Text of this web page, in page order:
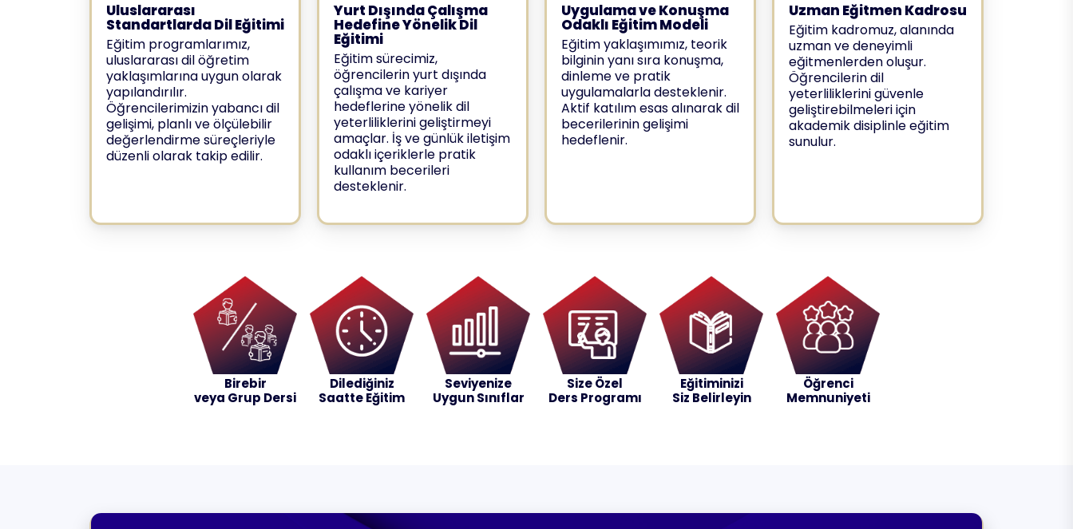
Uluslararası
Standartlarda Dil Eğitimi
Eğitim programlarımız,
uluslararası dil öğretim
yaklaşımlarına uygun olarak
yapılandırılır.
Öğrencilerimizin yabancı dil
gelişimi, planlı ve ölçülebilir
değerlendirme süreçleriyle
düzenli olarak takip edilir.
Yurt Dışında Çalışma
Hedefine Yönelik Dil
Eğitimi
Eğitim sürecimiz,
öğrencilerin yurt dışında
çalışma ve kariyer
hedeflerine yönelik dil
yeterliliklerini geliştirmeyi
amaçlar. İş ve günlük iletişim
odaklı içeriklerle pratik
kullanım becerileri
desteklenir.
Uygulama ve Konuşma
Odaklı Eğitim Modeli
Eğitim yaklaşımımız, teorik
bilginin yanı sıra konuşma,
dinleme ve pratik
uygulamalarla desteklenir.
Aktif katılım esas alınarak dil
becerilerinin gelişimi
hedeflenir.
Uzman Eğitmen Kadrosu
Eğitim kadromuz, alanında
uzman ve deneyimli
eğitmenlerden oluşur.
Öğrencilerin dil
yeterliliklerini güvenle
geliştirebilmeleri için
akademik disiplinle eğitim
sunulur.
Birebir
veya Grup Dersi
Dilediğiniz
Saatte Eğitim
Seviyenize
Uygun Sınıflar
Size Özel
Ders Programı
Eğitiminizi
Siz Belirleyin
Öğrenci
Memnuniyeti